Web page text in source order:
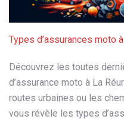
Types d’assurances moto
Découvrez les toutes
d’assurance moto à La
routes urbaines ou les
vous révèle les types